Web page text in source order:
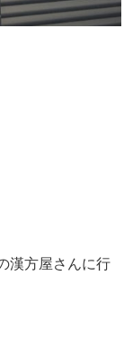
漢方屋さんに行